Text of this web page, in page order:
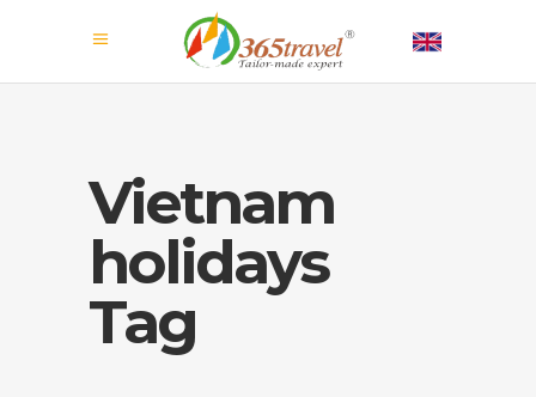
Vietnam
holidays
Tag